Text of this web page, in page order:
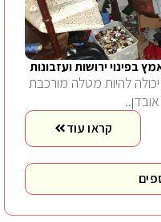
בפינוי ירושות ועזבונות
יכולה להיות מטלה מורכבת
קראו עוד